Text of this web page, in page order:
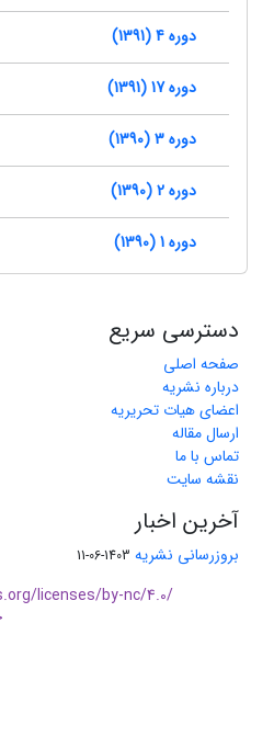
دوره 4 (1391)
دوره 17 (1391)
دوره 3 (1390)
دوره 2 (1390)
دوره 1 (1390)
دسترسی سریع
صفحه اصلی
درباره نشریه
اعضای هیات تحریریه
ارسال مقاله
تماس با ما
نقشه سایت
آخرین اخبار
بروزرسانی نشریه 1403-06-11
licenses/by-nc/4.0/